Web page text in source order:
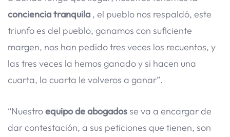
conciencia tranquila , el pueblo nos respaldó, este
triunfo es del pueblo, ganamos con suficiente
margen, nos han pedido tres veces los recuentos, y
las tres veces la hemos ganado y si hacen una
cuarta, la cuarta le volveros a ganar”.
“Nuestroequipo de abogadosse va a encargar de
dar contestación, a sus peticiones que tienen, son